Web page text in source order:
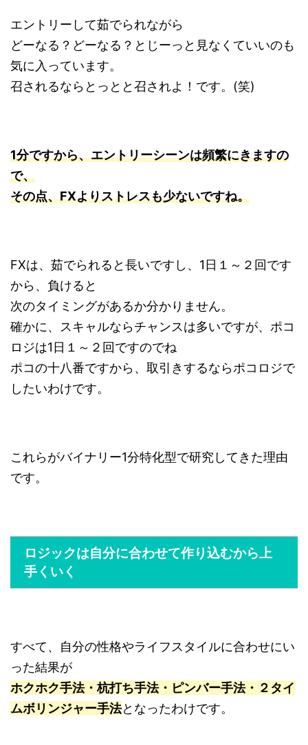
エントリーして茹でられながら
どーなる？どーなる？とじーっと見なくていいのも
気に入っています。
召されるならとっとと召されよ！です。(笑)
1分ですから、エントリーシーンは頻繁にきますの
で、
その点、FXよりストレスも少ないですね。
FXは、茹でられると長いですし、1日１～２回です
から、負けると
次のタイミングがあるか分かりません。
確かに、スキャルならチャンスは多いですが、ポコ
ロジは1日１～２回ですのでね
ポコの十八番ですから、取引きするならポコロジで
したいわけです。
これらがバイナリー1分特化型で研究してきた理由
です。
ロジックは自分に合わせて作り込むから上
手くいく
すべて、自分の性格やライフスタイルに合わせにい
った結果が
ホクホク手法・杭打ち手法・ピンバー手法・２タイ
ムボリンジャー手法となったわけです。